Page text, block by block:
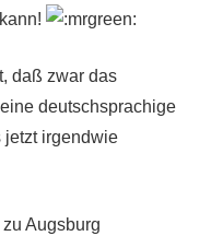
daß zwar das
deutschsprachige
jetzt irgendwie
Augsburg